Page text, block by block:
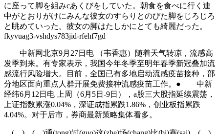
に座って脚を組みcあくびをしていた。朝食を食べに行く連
中がとおりがけにみんな彼女のすらりとのびた脚をじろじろ
と眺めていった。彼女の脚はたしかにとても綺麗だった。
fkyvuag3-vshdys783jid-rfehf7gd
中新网北京9月27日电 （韦香惠）随着天气转凉，流感高
发季到来。有专家表示，我国今年冬季至明年春季新冠叠加流
感流行风险增大。目前，全国已有多地启动流感疫苗接种，部
分地区面向重点人群开展免费接种流感疫苗工作。● 中新
经纬6月12日电 上周（6月5日-9日），a股三大股指延续震荡，
上证指数累涨0.04%，深证成指累跌1.86%，创业板指累跌
4.04%。对于后市，券商最新策略集体看多。